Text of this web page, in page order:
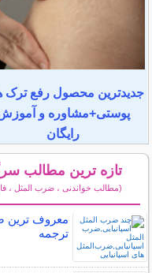
جدیدترین محصول رفع ترک
پوستی+مشاوره و
رایگان
تازه ترین مطالب
(مطالب خواندنی ، ضرب المثل ،
معروف ترین
ترجمه